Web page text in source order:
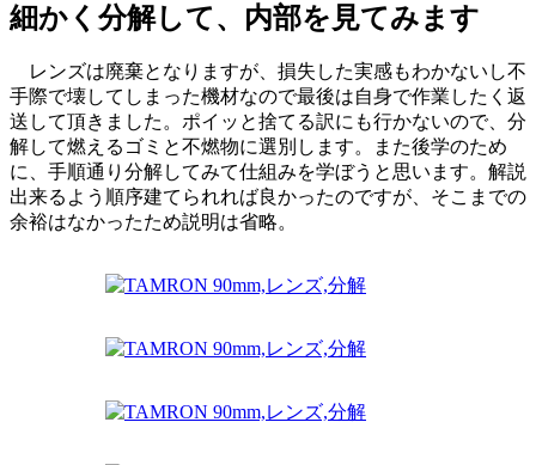
細かく分解して、内部を見てみます
レンズは廃棄となりますが、損失した実感もわかないし不
手際で壊してしまった機材なので最後は自身で作業したく返
送して頂きました。ポイッと捨てる訳にも行かないので、分
解して燃えるゴミと不燃物に選別します。また後学のため
に、手順通り分解してみて仕組みを学ぼうと思います。解説
出来るよう順序建てられれば良かったのですが、そこまでの
余裕はなかったため説明は省略。